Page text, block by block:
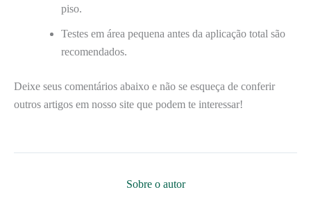
piso.
Testes em área pequena antes da aplicação total são
recomendados.
Deixe seus comentários abaixo e não se esqueça de conferir
outros artigos em nosso site que podem te interessar!
Sobre o autor